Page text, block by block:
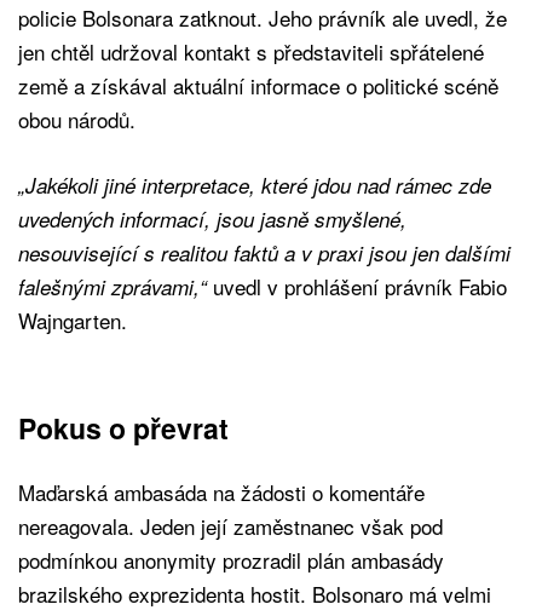
policie Bolsonara zatknout. Jeho právník ale uvedl, že
jen chtěl udržoval kontakt s představiteli spřátelené
země a získával aktuální informace o politické scéně
obou národů.
„Jakékoli jiné interpretace, které jdou nad rámec zde
uvedených informací, jsou jasně smyšlené,
nesouvisející s realitou faktů a v praxi jsou jen dalšími
falešnými zprávami,“uvedl v prohlášení právník Fabio
Wajngarten.
Pokus o převrat
Maďarská ambasáda na žádosti o komentáře
nereagovala. Jeden její zaměstnanec však pod
podmínkou anonymity prozradil plán ambasády
brazilského exprezidenta hostit. Bolsonaro má velmi